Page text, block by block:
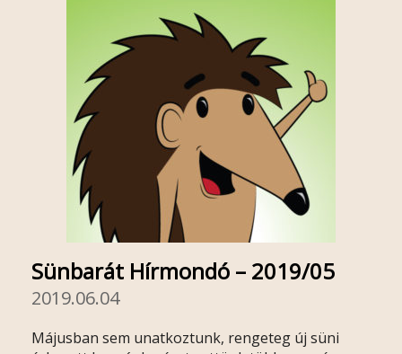
Sünbarát Hírmondó – 2019/05
2019.06.04
Májusban sem unatkoztunk, rengeteg új süni